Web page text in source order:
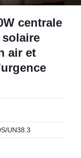
centrale
solaire
air et
UN38.3